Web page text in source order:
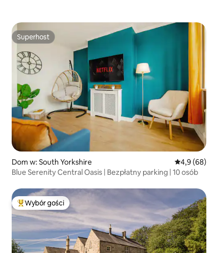
Superhost
Superhost
Dom w: South Yorkshire Średnia
4,9 (68)
Blue Serenity Central Oasis | Bezpłatny parking | 10 osób
Najpopularniejsze z kategorii Wybór gości
Wybór gości